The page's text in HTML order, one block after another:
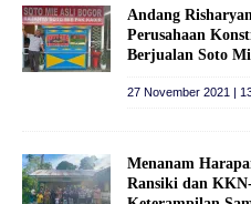
Andang
Perusahaan
Berjualan Soto
27 November 2021 |
Menanam
Ransiki dan